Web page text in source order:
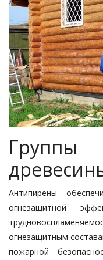
Антипирены
огнезащитной
огнезащитным
пожарной